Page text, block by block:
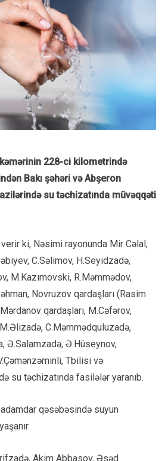
228-ci kilometrində
Bakı şəhəri və Abşeron
su təchizatında müvəqqəti
ki, Nəsimi rayonunda Mir Cəlal,
C.Səlimov, H.Seyidzadə,
M.Kazımovski, R.Məmmədov,
Novruzov qardaşları (Rasim
qardaşları, M.Cəfərov,
C.Məmmədquluzadə,
Ə.Salamzadə, Ə.Hüseynov,
Tbilisi və
su təchizatında fasilələr yaranıb.
qəsəbəsində suyun
Akim Abbasov, Əsəd